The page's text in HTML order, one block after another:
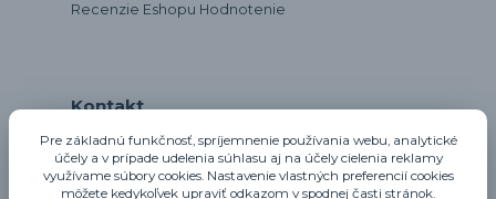
Recenzie Eshopu Hodnotenie
Kontakt
notta@notta.sk
Pre základnú funkčnosť, spríjemnenie používania webu, analytické
účely a v prípade udelenia súhlasu aj na účely cielenia reklamy
využívame súbory cookies. Nastavenie vlastných preferencií cookies
môžete kedykoľvek upraviť odkazom v spodnej časti stránok.